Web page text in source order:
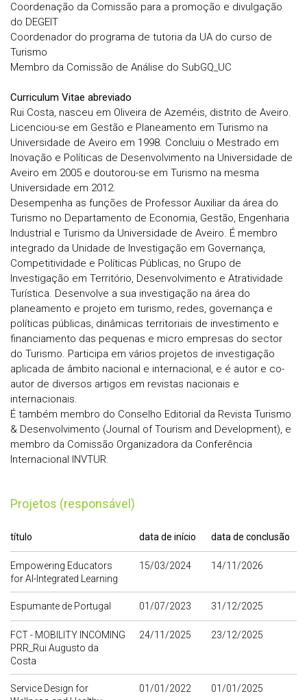
Coordenação da Comissão para a promoção e divulgação
do DEGEIT
Coordenador do programa de tutoria da UA do curso de
Turismo
Membro da Comissão de Análise do SubGQ_UC
Curriculum Vitae abreviado
Rui Costa, nasceu em Oliveira de Azeméis, distrito de Aveiro.
Licenciou-se em Gestão e Planeamento em Turismo na
Universidade de Aveiro em 1998. Concluiu o Mestrado em
Inovação e Políticas de Desenvolvimento na Universidade de
Aveiro em 2005 e doutorou-se em Turismo na mesma
Universidade em 2012.
Desempenha as funções de Professor Auxiliar da área do
Turismo no Departamento de Economia, Gestão, Engenharia
Industrial e Turismo da Universidade de Aveiro. É membro
integrado da Unidade de Investigação em Governança,
Competitividade e Políticas Públicas, no Grupo de
Investigação em Território, Desenvolvimento e Atratividade
Turística. Desenvolve a sua investigação na área do
planeamento e projeto em turismo, redes, governança e
políticas públicas, dinâmicas territoriais de investimento e
financiamento das pequenas e micro empresas do sector
do Turismo. Participa em vários projetos de investigação
aplicada de âmbito nacional e internacional, e é autor e co-
autor de diversos artigos em revistas nacionais e
internacionais.
É também membro do Conselho Editorial da Revista Turismo
& Desenvolvimento (Journal of Tourism and Development), e
membro da Comissão Organizadora da Conferência
Internacional INVTUR.
Projetos (responsável)
título data de início data de conclusão
Empowering Educators
for AI-Integrated Learning
15/03/2024 14/11/2026
Espumante de Portugal 01/07/2023 31/12/2025
FCT - MOBILITY INCOMING
PRR_Rui Augusto da
Costa
24/11/2025 23/12/2025
Service Design for
01/01/2022 01/01/2025